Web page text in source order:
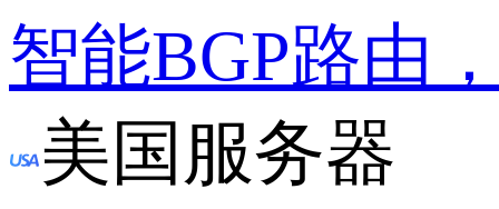
智能BGP路由
美国服务器